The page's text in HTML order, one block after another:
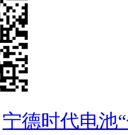
宁德时代电池